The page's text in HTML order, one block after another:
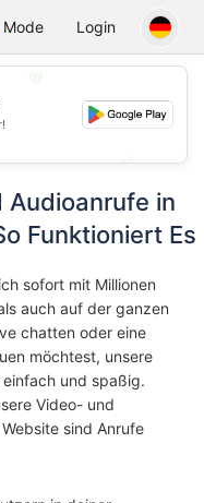
Mode Login
💕
Audioanrufe in
Funktioniert Es
sofort mit Millionen
auch auf der ganzen
chatten oder eine
möchtest, unsere
und spaßig.
Video- und
sind Anrufe